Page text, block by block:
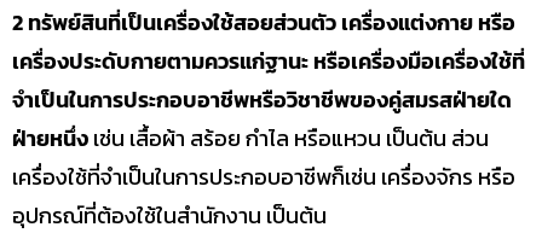
2 ทรัพย์สินที่เป็นเครื่องใช้สอยส่วนตัว เครื่องแต่งกาย หรือ
เครื่องประดับกายตามควรแก่ฐานะ หรือเครื่องมือเครื่องใช้ที่
จำเป็นในการประกอบอาชีพหรือวิชาชีพของคู่สมรสฝ่ายใด
ฝ่ายหนึ่งเช่น เสื้อผ้า สร้อย กำไล หรือแหวน เป็นต้น ส่วน
เครื่องใช้ที่จำเป็นในการประกอบอาชีพก็เช่น เครื่องจักร หรือ
อุปกรณ์ที่ต้องใช้ในสำนักงาน เป็นต้น